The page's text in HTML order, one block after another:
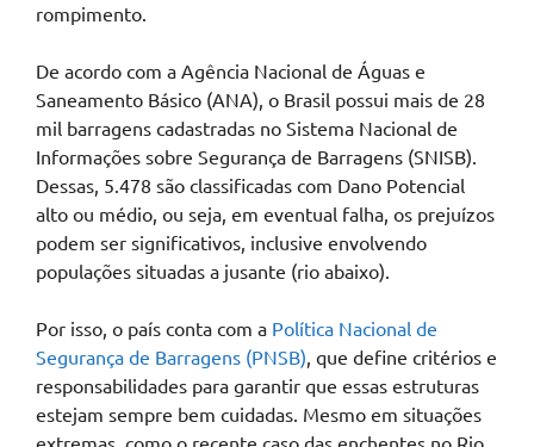
rompimento.
De acordo com a Agência Nacional de Águas e
Saneamento Básico (ANA), o Brasil possui mais de 28
mil barragens cadastradas no Sistema Nacional de
Informações sobre Segurança de Barragens (SNISB).
Dessas, 5.478 são classificadas com Dano Potencial
alto ou médio, ou seja, em eventual falha, os prejuízos
podem ser significativos, inclusive envolvendo
populações situadas a jusante (rio abaixo).
Por isso, o país conta com a Política Nacional de
Segurança de Barragens (PNSB), que define critérios e
responsabilidades para garantir que essas estruturas
estejam sempre bem cuidadas. Mesmo em situações